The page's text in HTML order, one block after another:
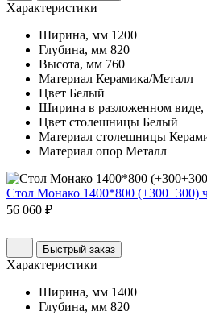
Характеристики
Ширина, мм 1200
Глубина, мм 820
Высота, мм 760
Материал Керамика/Металл
Цвет Белый
Ширина в разложенном
Цвет столешницы Белый
Материал столешницы
Материал опор Металл
Стол Монако 1400*800 (+300+300)
56 060 ₽
Быстрый заказ
Характеристики
Ширина, мм 1400
Глубина, мм 820